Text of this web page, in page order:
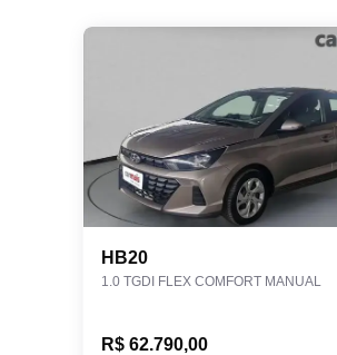
HB20
1.0 TGDI FLEX COMFORT MANUAL
R$ 62.790,00